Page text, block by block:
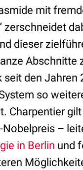
mit
zerschneidet
dieser
Abschnitte
den Jahren
so
Charpentier
–
in Berlin und